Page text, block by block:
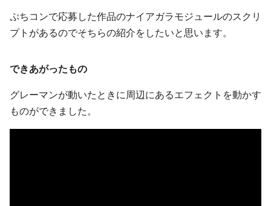
ぷちコンで応募した作品のナイアガラモジュールのスクリ
プトがあるのでそちらの紹介をしたいと思います。
できあがったもの
グレーマンが動いたときに周辺にあるエフェクトを動かす
ものができました。